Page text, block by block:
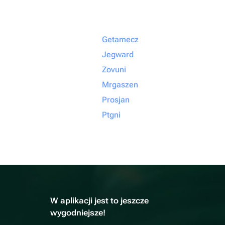
Getamecz
Jegward
Zovuni
Mrgaszen
Prosjan
Ptgni
W aplikacji jest to jeszcze
wygodniejsze!